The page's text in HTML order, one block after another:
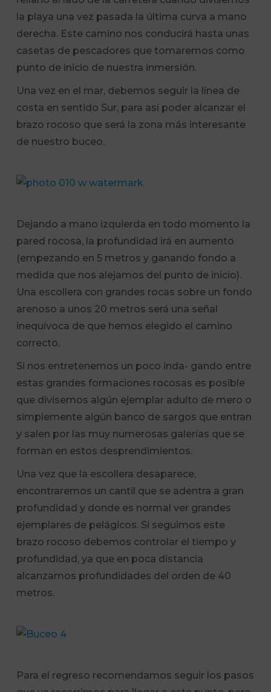
la playa una vez pasada la última curva a mano
derecha. Este camino nos conducirá hasta unas
casetas de pescadores que tomaremos como
punto de inicio de nuestra inmersión.
Una vez en el mar, debemos seguir la línea de
costa en sentido Sur, para así poder alcanzar el
brazo rocoso que será la zona más interesante
de nuestro buceo.
Dejando a mano izquierda en todo momento la
pared rocosa, la profundidad irá en aumento
(empezando en 5 metros y ganando fondo a
medida que nos alejamos del punto de inicio).
Una escollera con grandes rocas sobre un fondo
arenoso a unos 20 metros será una señal
inequívoca de que hemos elegido el camino
correcto.
Si nos entretenemos un poco inda- gando entre
estas grandes formaciones rocosas es posible
que divisemos algún ejemplar adulto de mero o
simplemente algún banco de sargos que entran
y salen por las muy numerosas galerías que se
forman en estos desprendimientos.
Una vez que la escollera desaparece,
encontraremos un cantil que se adentra a gran
profundidad y donde es normal ver grandes
ejemplares de pelágicos. Si seguimos este
brazo rocoso debemos controlar el tiempo y
profundidad, ya que en poca distancia
alcanzamos profundidades del orden de 40
metros.
Para el regreso recomendamos seguir los pasos